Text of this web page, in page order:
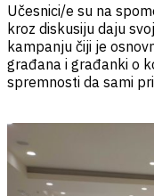
Učesnici/e su na
kroz diskusiju daju
kampanju čiji je
građana i građanki o
spremnosti da sami